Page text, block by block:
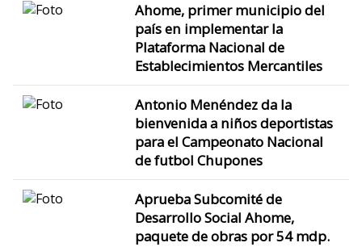
Ahome, primer municipio del
país en implementar la
Plataforma Nacional de
Establecimientos Mercantiles
Antonio Menéndez da la
bienvenida a niños deportistas
para el Campeonato Nacional
de futbol Chupones
Aprueba Subcomité de
Desarrollo Social Ahome,
paquete de obras por 54 mdp.